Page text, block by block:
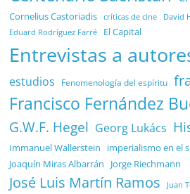
Cornelius Castoriadis críticas de cine David
Eduard Rodríguez Farré El Capital
Entrevistas a
estudios Fenomenología del espíritu
Francisco Fernández
G.W.F. Hegel Georg Lukács
Immanuel Wallerstein imperialismo en el
Joaquín Miras Albarrán Jorge Riechmann
José Luis Martín Ramos Juan